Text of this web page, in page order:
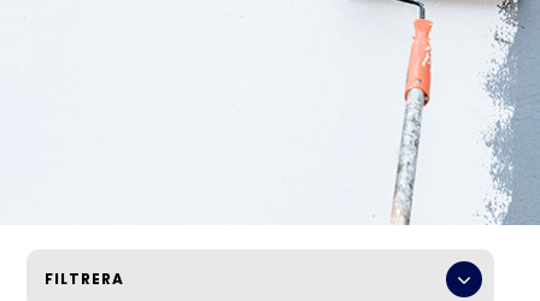
FILTRERA